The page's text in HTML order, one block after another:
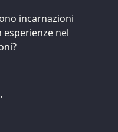
incarnazioni
nel